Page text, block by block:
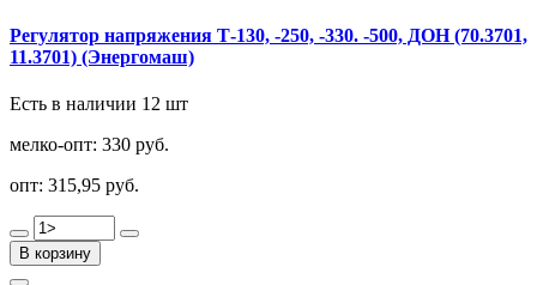
Регулятор напряжения Т-130, -250, -330. -500, ДОН (70.3701,
11.3701) (Энергомаш)
Есть в наличии 12 шт
мелко-опт: 330 руб.
опт: 315,95 руб.
В корзину